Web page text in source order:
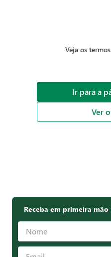
Veja os
Ir para a
Ver
Receba em primeira mão